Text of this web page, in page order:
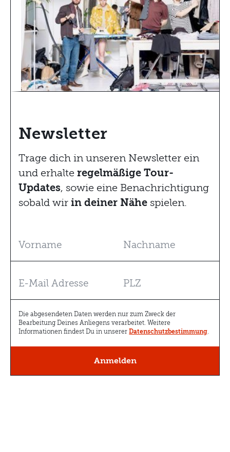
Newsletter
Trage dich in unseren Newsletter ein
und erhalteregelmäßige Tour-
Updates, sowie eine Benachrichtigung
sobald wirin deiner Nähe spielen.
Die abgesendeten Daten werden nur zum Zweck der
Bearbeitung Deines Anliegens verarbeitet. Weitere
Informationen findest Du in unsererDatenschutzbestimmung.